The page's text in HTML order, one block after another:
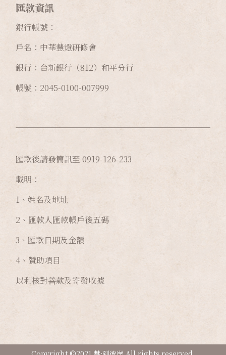
匯款資訊
銀行帳號：
戶名：中華慧燈研修會
銀行：台新銀行（812）和平分行
帳號：2045-0100-007999
匯款後請發簡訊至 0919-126-233
載明：
1、姓名及地址
2、匯款人匯款帳戶後五碼
3、匯款日期及金額
4、贊助項目
以利核對善款及寄發收據